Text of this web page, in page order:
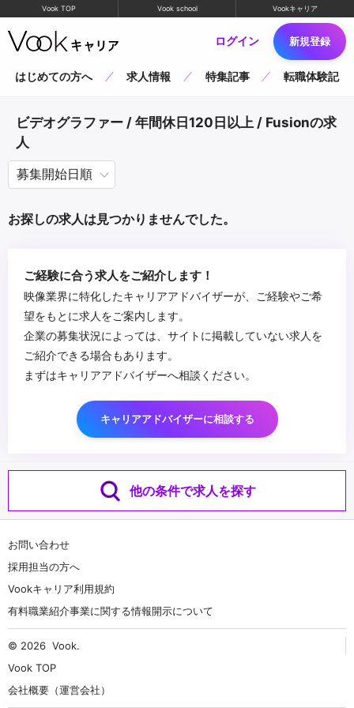
Vook TOP Vook school Vookキャリア
ログイン 新規登録
はじめての方へ 求人情報 特集記事 転職体験記
ビデオグラファー / 年間休日120日以上 / Fusionの求
人
お探しの求人は見つかりませんでした。
ご経験に合う求人をご紹介します！
映像業界に特化したキャリアアドバイザーが、ご経験やご希
望をもとに求人をご案内します。
企業の募集状況によっては、サイトに掲載していない求人を
ご紹介できる場合もあります。
まずはキャリアアドバイザーへ相談ください。
キャリアアドバイザーに相談する
他の条件で求人を探す
お問い合わせ
採用担当の方へ
Vookキャリア利用規約
有料職業紹介事業に関する情報開示について
© 2026 Vook.
Vook TOP
会社概要（運営会社）